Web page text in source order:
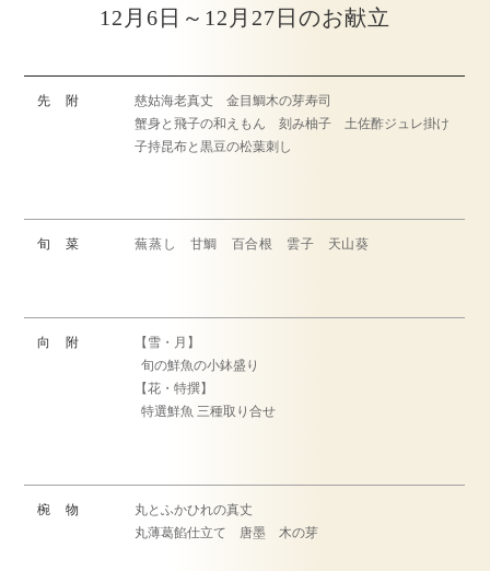
12月6日～12月27日のお献立
先 附
慈姑海老真丈 金目鯛木の芽寿司
蟹身と飛子の和えもん 刻み柚子 土佐酢ジュレ掛け
子持昆布と黒豆の松葉刺し
旬 菜 蕪蒸し 甘鯛 百合根 雲子 天山葵
向 附
【雪・月】
旬の鮮魚の小鉢盛り
【花・特撰】
特選鮮魚 三種取り合せ
椀 物
丸とふかひれの真丈
丸薄葛餡仕立て 唐墨 木の芽